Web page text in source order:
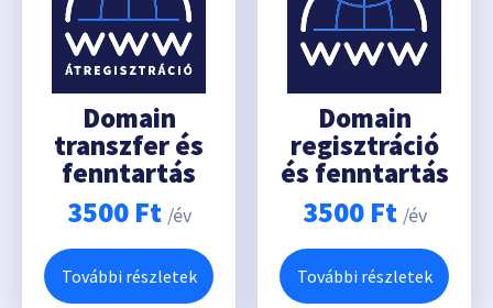
Domain
transzfer és
fenntartás
3500 Ft /év
További részletek
Domain
regisztráció
és fenntartás
3500 Ft /év
További részletek